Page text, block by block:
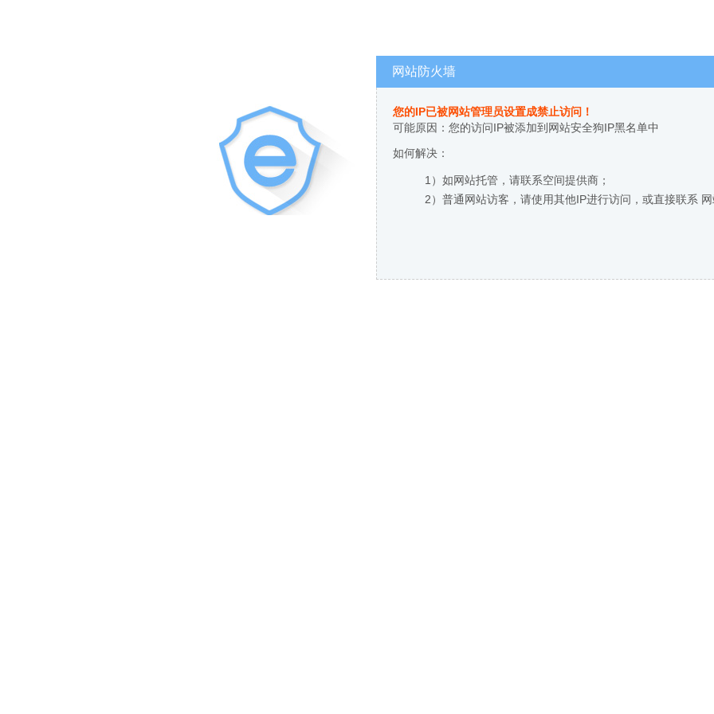
网站防火墙
您的IP已被网站管理员设置成禁止访问！
可能原因：您的访问IP被添加到网站安全狗IP黑名单中
如何解决：
1）如网站托管，请联系空间提供商；
2）普通网站访客，请使用其他IP进行访问，或直接联系 网